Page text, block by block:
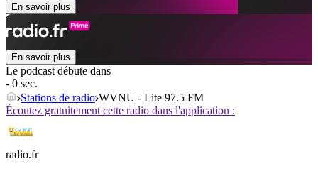
En savoir plus
En savoir plus
Le podcast débute dans
- 0 sec.
Stations de radio WVNU - Lite 97.5 FM
Écoutez gratuitement cette radio dans l'application :
radio.fr